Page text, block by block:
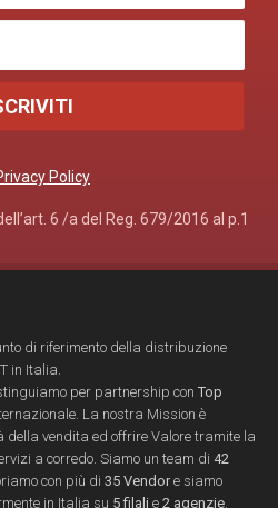
Policy
6 /a del Reg. 679/2016 al p.1
di riferimento della distribuzione
in Italia.
per partnership con Top
La nostra Mission è
vendita ed offrire Valore tramite la
a corredo. Siamo un team di 42
con più di 35 Vendore siamo
in Italia su 5 filali e 2 agenzie.